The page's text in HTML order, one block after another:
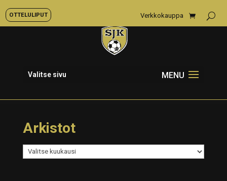
OTTELULIPUT Verkkokauppa
Valitse sivu
Arkistot
Arkistot